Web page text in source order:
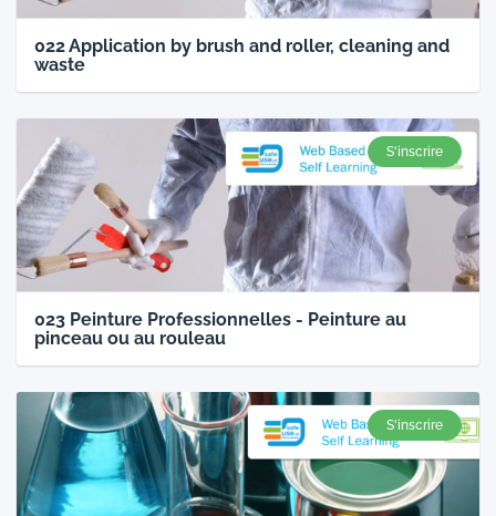
022 Application by brush and roller, cleaning and
waste
S'inscrire
023 Peinture Professionnelles - Peinture au
pinceau ou au rouleau
S'inscrire